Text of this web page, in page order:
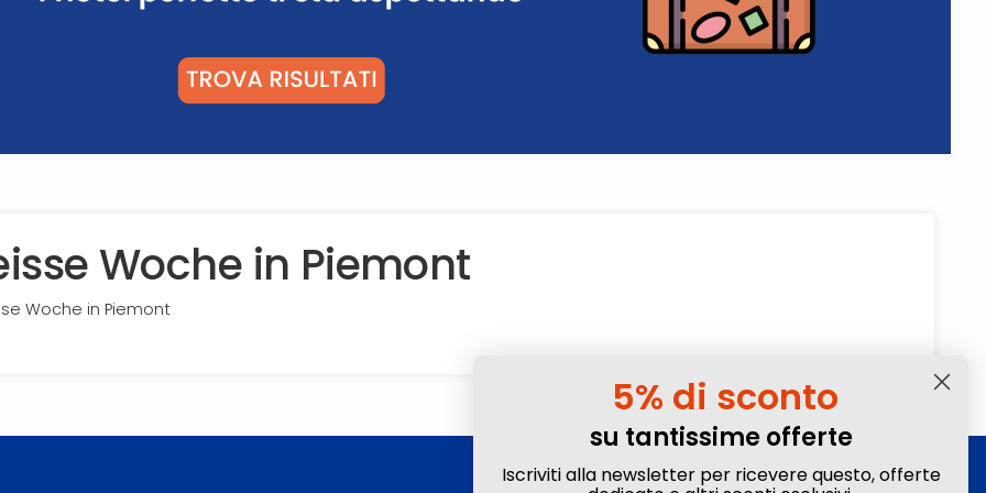
Woche in Piemont
5% di sconto
su tantissime offerte
Iscriviti alla newsletter per ricevere questo, offerte